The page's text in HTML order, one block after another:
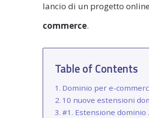
lancio di un progetto
commerce.
Table of Contents
Dominio per e-
10 nuove estensioni
#1. Estensione dominio